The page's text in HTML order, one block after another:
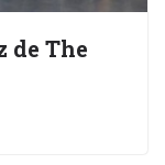
de The